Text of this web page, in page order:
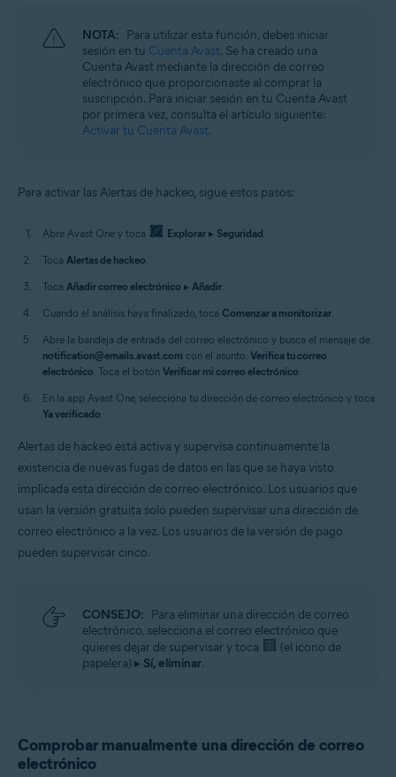
NOTA: Para utilizar esta función, debes iniciar
sesión en tu Cuenta Avast. Se ha creado una
Cuenta Avast mediante la dirección de correo
electrónico que proporcionaste al comprar la
suscripción. Para iniciar sesión en tu Cuenta Avast
por primera vez, consulta el artículo siguiente:
Activar tu Cuenta Avast.
Para activar las Alertas de hackeo, sigue estos pasos:
Abre Avast One y toca Explorar ▸ Seguridad.
Toca Alertas de hackeo.
Toca Añadir correo electrónico ▸ Añadir.
Cuando el análisis haya finalizado, toca Comenzar a monitorizar.
Abre la bandeja de entrada del correo electrónico y busca el mensaje de
notification@emails.avast.com con el asunto: Verifica tu correo
electrónico. Toca el botón Verificar mi correo electrónico.
En la app Avast One, selecciona tu dirección de correo electrónico y toca
Ya verificado.
Alertas de hackeo está activa y supervisa continuamente la
existencia de nuevas fugas de datos en las que se haya visto
implicada esta dirección de correo electrónico. Los usuarios que
usan la versión gratuita solo pueden supervisar una dirección de
correo electrónico a la vez. Los usuarios de la versión de pago
pueden supervisar cinco.
CONSEJO: Para eliminar una dirección de correo
electrónico, selecciona el correo electrónico que
quieres dejar de supervisar y toca
(el icono de
papelera) ▸ Sí, eliminar.
Comprobar manualmente una dirección de correo
electrónico